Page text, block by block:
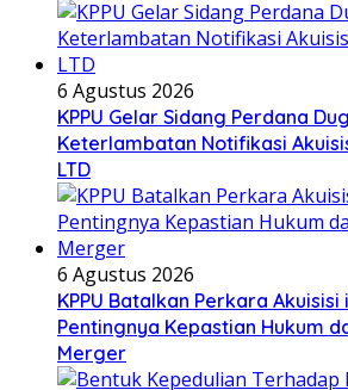
6 Agustus 2026
KPPU Gelar Sidang Perdana
Keterlambatan Notifikasi
LTD
6 Agustus 2026
KPPU Batalkan Perkara
Pentingnya Kepastian Hukum
Merger